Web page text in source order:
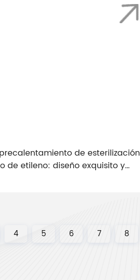
de esterilización
de etileno: diseño exquisito y
4 5 6 7 8